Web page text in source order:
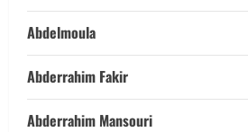
Abdelmoula
Abderrahim Fakir
Abderrahim Mansouri